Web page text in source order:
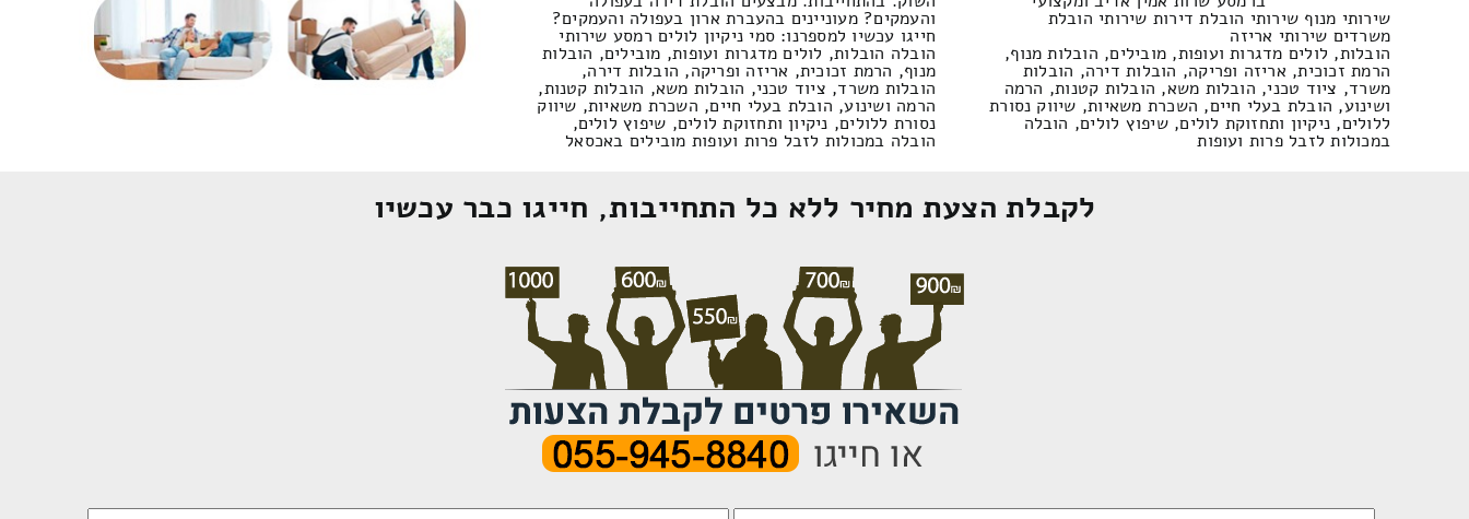
שירותי מנוף שירותי הובלת דירות שירותי הובלת
משרדים שירותי אריזה
הובלות, לולים מדגרות ועופות, מובילים, הובלות מנוף,
הרמת זכוכית, אריזה ופריקה, הובלות דירה, הובלות
משרד, ציוד טכני, הובלות משא, הובלות קטנות, הרמה
ושינוע, הובלת בעלי חיים, השכרת משאיות, שיווק נסורת
ללולים, ניקיון ותחזוקת לולים, שיפוץ לולים, הובלה
במכולות לזבל פרות ועופות
והעמקים? מעוניינים בהעברת ארון בעפולה והעמקים?
חייגו עכשיו למספרנו: סמי ניקיון לולים רמסע שירותי
הובלה הובלות, לולים מדגרות ועופות, מובילים, הובלות
מנוף, הרמת זכוכית, אריזה ופריקה, הובלות דירה,
הובלות משרד, ציוד טכני, הובלות משא, הובלות קטנות,
הרמה ושינוע, הובלת בעלי חיים, השכרת משאיות, שיווק
נסורת ללולים, ניקיון ותחזוקת לולים, שיפוץ לולים,
הובלה במכולות לזבל פרות ועופות מובילים באכסאל
לקבלת הצעת מחיר ללא כל התחייבות, חייגו כבר עכשיו